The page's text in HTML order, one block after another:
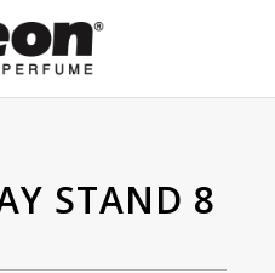
STAND 8